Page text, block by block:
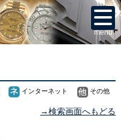
menu
インターネット その他
→検索画面へもどる